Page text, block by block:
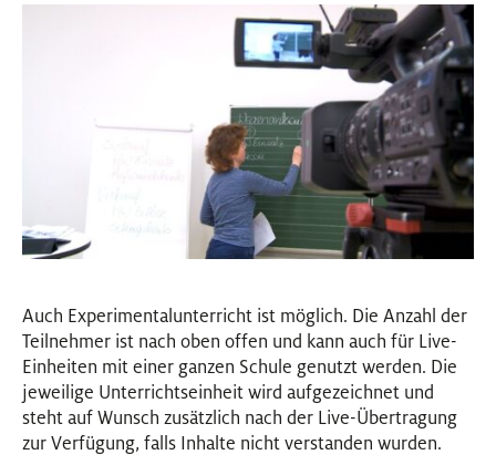
Auch Experimentalunterricht ist möglich. Die Anzahl der
Teilnehmer ist nach oben offen und kann auch für Live-
Einheiten mit einer ganzen Schule genutzt werden. Die
jeweilige Unterrichtseinheit wird aufgezeichnet und
steht auf Wunsch zusätzlich nach der Live-Übertragung
zur Verfügung, falls Inhalte nicht verstanden wurden.